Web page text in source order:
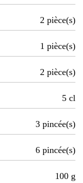
2 pièce(s)
1 pièce(s)
2 pièce(s)
5 cl
3 pincée(s)
6 pincée(s)
100 g